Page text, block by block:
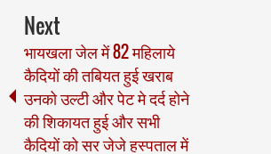
Next
भायखला जेल में 82 महिलाये
कैदियों की तबियत हुई खराब
उनको उल्टी और पेट मे दर्द होने
की शिकायत हुई और सभी
कैदियों को सर जेजे हस्पताल में